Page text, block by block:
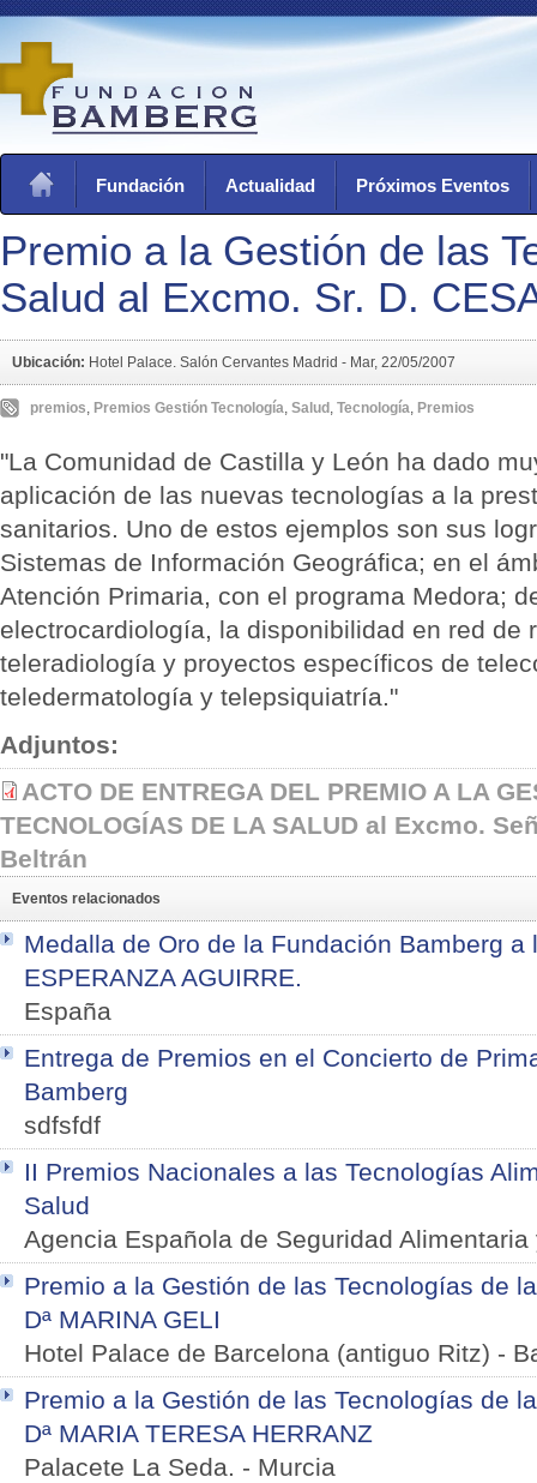
Fundación Actualidad Próximos Eventos
Premio a la Gestión de las
Salud al Excmo. Sr. D.
Ubicación: Hotel Palace. Salón Cervantes Madrid - Mar, 22/05/2007
premios, Premios Gestión Tecnología, Salud , Tecnología, Premios
"La Comunidad de Castilla y León ha dado
aplicación de las nuevas tecnologías a la
sanitarios. Uno de estos ejemplos son sus
Sistemas de Información Geográfica; en el
Atención Primaria, con el programa Medora;
electrocardiología, la disponibilidad en red de
teleradiología y proyectos específicos de
teledermatología y telepsiquiatría."
Adjuntos:
ACTO DE ENTREGA DEL PREMIO A LA
TECNOLOGÍAS DE LA SALUD al Excmo.
Beltrán
Eventos relacionados
Medalla de Oro de la Fundación Bamberg a
ESPERANZA AGUIRRE.
España
Entrega de Premios en el Concierto de
Bamberg
sdfsfdf
II Premios Nacionales a las Tecnologías
Salud
Agencia Española de Seguridad Alimentaria
Premio a la Gestión de las Tecnologías de
Dª MARINA GELI
Hotel Palace de Barcelona (antiguo Ritz) -
Premio a la Gestión de las Tecnologías de
Dª MARIA TERESA HERRANZ
Palacete La Seda. - Murcia